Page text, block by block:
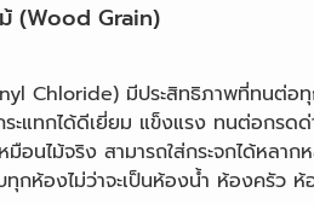
(Wood Grain)
Chloride) มีประสิทธิภาพที่ทนต่อ
ะแทกได้ดีเยี่ยม แข็งแรง ทนต่อกรด
นไม้จริง สามารถใส่กระจกได้หลาก
ทุกห้องไม่ว่าจะเป็นห้องน้ำ ห้องครัว